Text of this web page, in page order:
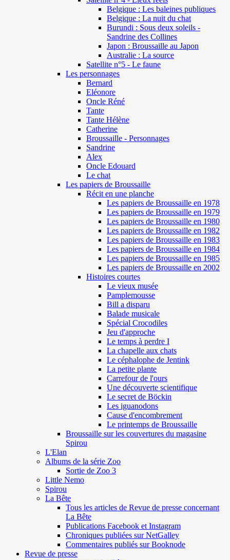
Belgique : Les baleines publiques
Belgique : La nuit du chat
Burundi : Sous deux soleils -
Sandrine des Collines
Japon : Broussaille au Japon
Australie : La source
Satellite n°5 - Le faune
Les personnages
Bernard
Eléonore
Oncle Réné
Tante
Tante Hélène
Catherine
Broussaille - Personnages
Sandrine
Alex
Oncle Edouard
Le chat
Les papiers de Broussaille
Récit en une planche
Les papiers de Broussaille en 1978
Les papiers de Broussaille en 1979
Les papiers de Broussaille en 1980
Les papiers de Broussaille en 1982
Les papiers de Broussaille en 1983
Les papiers de Broussaille en 1984
Les papiers de Broussaille en 1985
Les papiers de Broussaille en 2002
Histoires courtes
Le vieux musée
Pamplemousse
Bill a disparu
Balade musicale
Spécial Crocodiles
Jeu d'approche
Le temps à perdre I
La chapelle aux chats
Le céphalophe de Jentink
La petite plante
Carrefour de l'ours
Une découverte scientifique
Le secret de Böckin
Les iguanodons
Cause d'encombrement
Le printemps de Broussaille
Broussaille sur les couvertures du magasine
Spirou
L'Elan
Albums de la série Zoo
Sortie de Zoo 3
Little Nemo
Spirou
La Bête
Tous les articles de Revue de presse concernant
La Bête
Publications Facebook et Instagram
Chroniques publiées sur NetGalley
Commentaires publiés sur Booknode
Revue de presse